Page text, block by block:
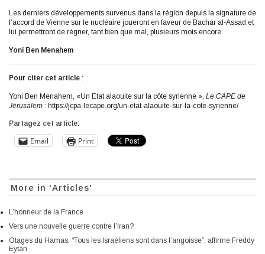
Les derniers développements survenus dans la région depuis la signature de
l’accord de Vienne sur le nucléaire joueront en faveur de Bachar al-Assad et
lui permettront de régner, tant bien que mal, plusieurs mois encore.
Yoni Ben Menahem
Pour citer cet article :
Yoni Ben Menahem, «Un Etat alaouite sur la côte syrienne », Le CAPE de
Jérusalem : https://jcpa-lecape.org/un-etat-alaouite-sur-la-cote-syrienne/
Partagez cet article:
Email Print
More in 'Articles'
L’honneur de la France
Vers une nouvelle guerre contre l’Iran?
Otages du Hamas: “Tous les Israéliens sont dans l’angoisse”, affirme Freddy
Eytan